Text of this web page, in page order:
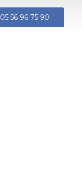
05 56 96 75 90